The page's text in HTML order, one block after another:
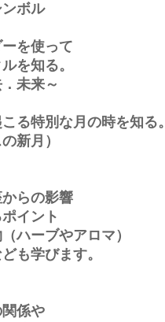
ボル
を使って
を知る。
未来～
る特別な月の時を知る。
新月）
らの影響
イント
ハーブやアロマ）
も学びます。
係や